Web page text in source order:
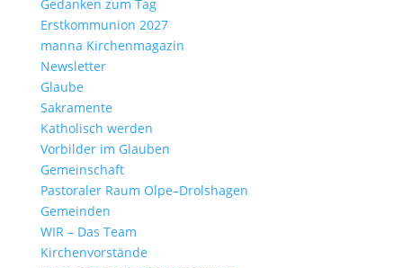
Gedanken zum Tag
Erst­kom­mu­nion 2027
manna Kirchen­ma­gazin
News­letter
Glaube
Sakra­mente
Katho­lisch werden
Vorbilder im Glauben
Gemein­schaft
Pasto­raler Raum Olpe–Drolshagen
Gemeinden
WIR – Das Team
Kirchen­vor­stände